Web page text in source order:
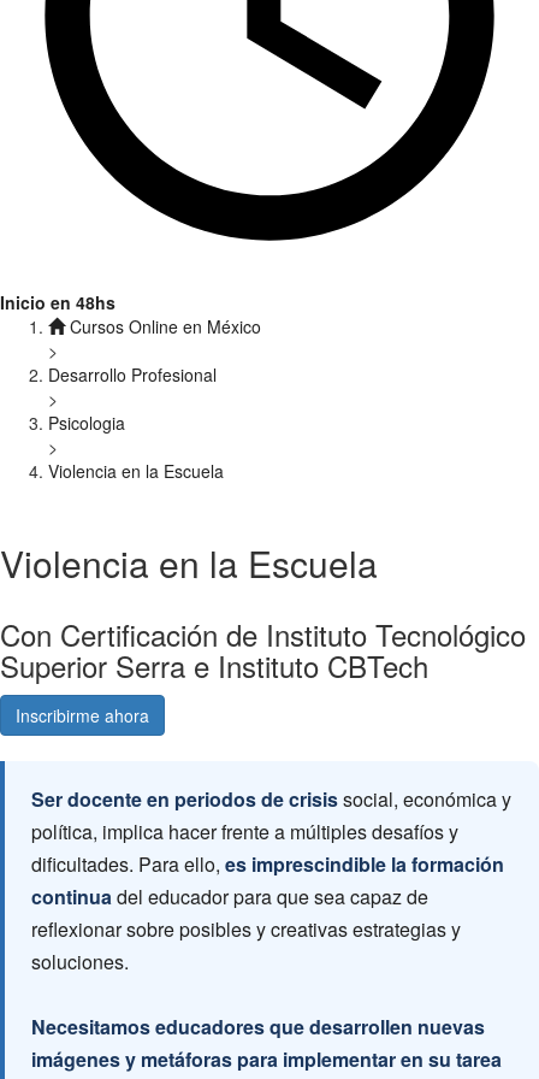
Inicio en 48hs
Cursos Online en México
>
Desarrollo Profesional
>
Psicologia
>
Violencia en la Escuela
Violencia en la Escuela
Con Certificación de Instituto Tecnológico
Superior Serra e Instituto CBTech
Inscribirme ahora
Ser docente en periodos de crisissocial, económica y
política, implica hacer frente a múltiples desafíos y
dificultades. Para ello, es imprescindible la formación
continuadel educador para que sea capaz de
reflexionar sobre posibles y creativas estrategias y
soluciones.
Necesitamos educadores que desarrollen nuevas
imágenes y metáforas para implementar en su tarea